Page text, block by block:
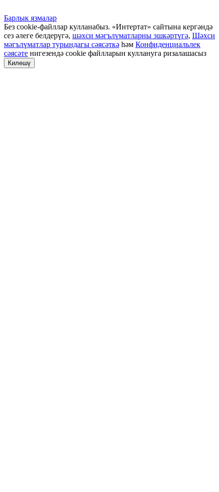
Барлык язмалар
Без cookie-файллар кулланабыз. «Интертат» сайтына кергәндә
сез әлеге белдерүгә, шәхси мәгълүматларны эшкәртүгә, Шәхси
мәгълүматлар турындагы сәясәткә һәм Конфиденциальлек
сәясәте нигезендә cookie файлларын куллануга ризалашасыз
Килешү